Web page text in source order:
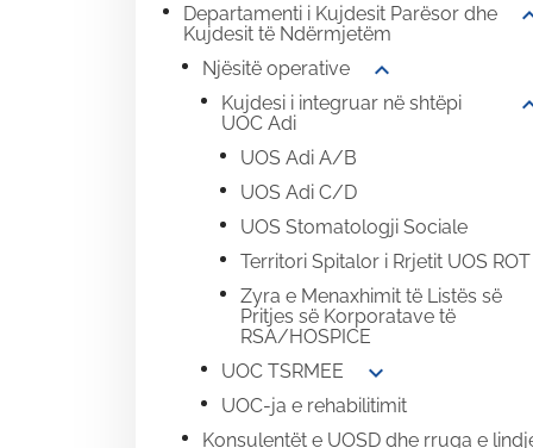
Departamenti i Kujdesit Parësor dhe
Kujdesit të Ndërmjetëm
Njësitë operative expand_more
Kujdesi i integruar në shtëpi
UOC Adi
UOS Adi A/B
UOS Adi C/D
UOS Stomatologji Sociale
Territori Spitalor i Rrjetit UOS ROT
Zyra e Menaxhimit të Listës së
Pritjes së Korporatave të
RSA/HOSPICE
UOC TSRMEE
expand_more
UOC-ja e rehabilitimit
Konsulentët e UOSD dhe rruga e